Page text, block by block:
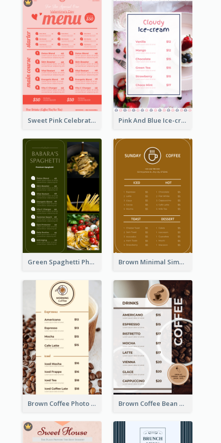
Sweet Pink Celebration Menu Template Design Pink And Blue Ice-cream Photo Dessert Menu
Green Spaghetti Photos Grand Restaurant Menu Brown Minimal Simple Cafe Menu
Brown Coffee Photo Coffee Shop Menu Brown Coffee Bean Background Café Menu